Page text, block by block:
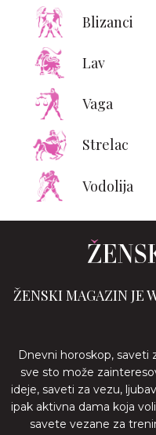
Blizanci
Lav
Vaga
Strelac
Vodolija
ŽENSKI MAGAZIN JE
Dnevni horoskop, saveti
sve sto može
ideje, saveti za vezu,
ipak aktivna dama koja
savete vezane za